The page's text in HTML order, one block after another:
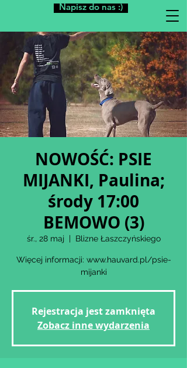
Napisz do nas :)
NOWOŚĆ: PSIE
MIJANKI, Paulina;
środy 17:00
BEMOWO (3)
śr., 28 maj
  |
Blizne Łaszczyńskiego
Więcej informacji: www.hauvard.pl/psie-
mijanki
Rejestracja jest zamknięta
Zobacz inne wydarzenia